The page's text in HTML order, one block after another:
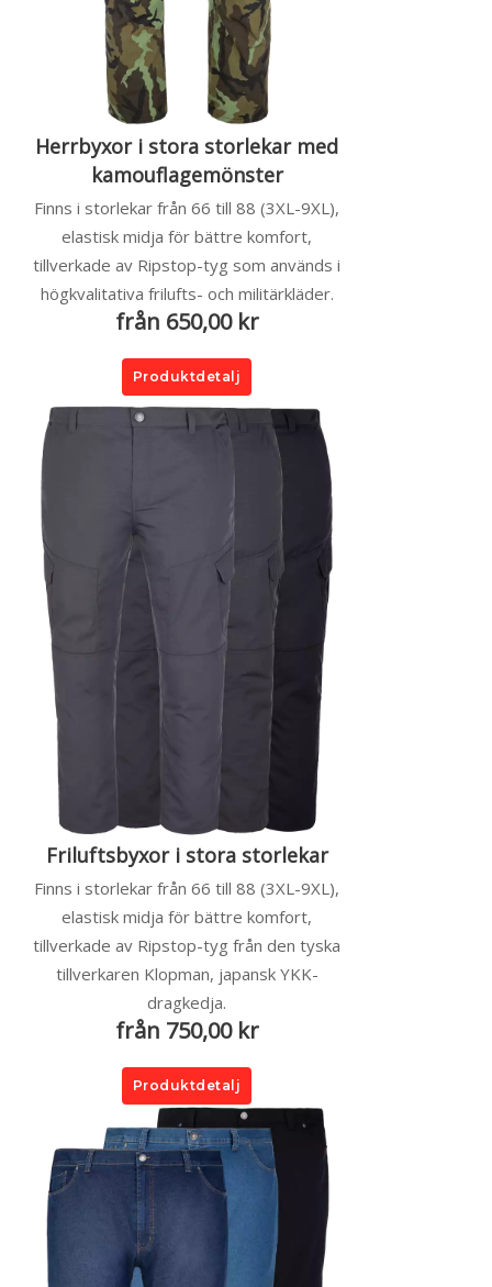
Herrbyxor i stora storlekar med
kamouflagemönster
Finns i storlekar från 66 till 88 (3XL-9XL),
elastisk midja för bättre komfort,
tillverkade av Ripstop-tyg som används i
högkvalitativa frilufts- och militärkläder.
från 650,00 kr
Produktdetalj
Friluftsbyxor i stora storlekar
Finns i storlekar från 66 till 88 (3XL-9XL),
elastisk midja för bättre komfort,
tillverkade av Ripstop-tyg från den tyska
tillverkaren Klopman, japansk YKK-
dragkedja.
från 750,00 kr
Produktdetalj